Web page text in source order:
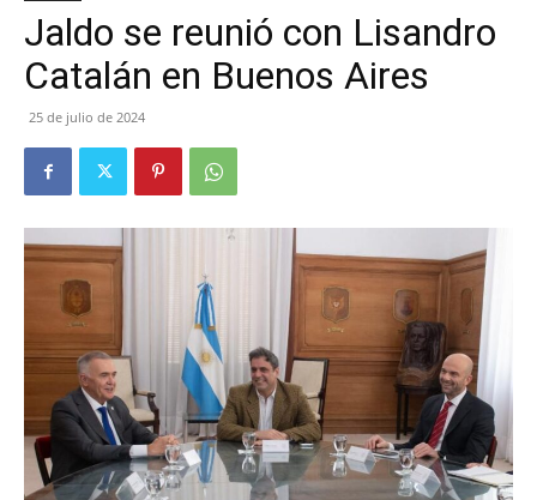
Jaldo se reunió con Lisandro
Catalán en Buenos Aires
25 de julio de 2024